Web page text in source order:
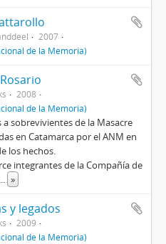
2007
de la Memoria)
2008
de la Memoria)
sobrevivientes de la Masacre
en Catamarca por el ANM en
los hechos.
integrantes de la Compañía de
... »
y legados
2009
de la Memoria)